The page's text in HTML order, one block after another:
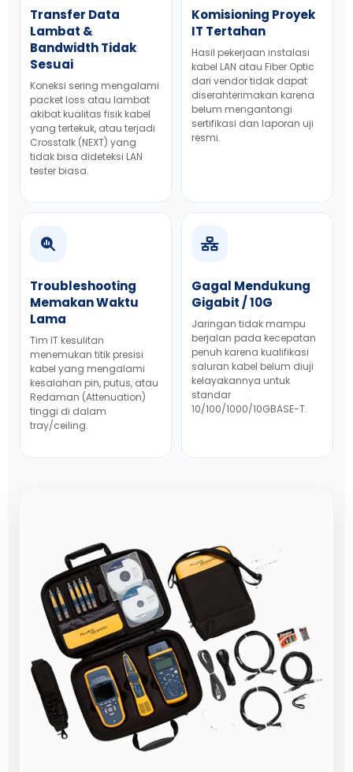
Transfer Data
Lambat &
Bandwidth Tidak
Sesuai
Koneksi sering mengalami
packet loss atau lambat
akibat kualitas fisik kabel
yang tertekuk, atau terjadi
Crosstalk (NEXT) yang
tidak bisa dideteksi LAN
tester biasa.
Komisioning Proyek
IT Tertahan
Hasil pekerjaan instalasi
kabel LAN atau Fiber Optic
dari vendor tidak dapat
diserahterimakan karena
belum mengantongi
sertifikasi dan laporan uji
resmi.
Troubleshooting
Memakan Waktu
Lama
Tim IT kesulitan
menemukan titik presisi
kabel yang mengalami
kesalahan pin, putus, atau
Redaman (Attenuation)
tinggi di dalam
tray/ceiling.
Gagal Mendukung
Gigabit / 10G
Jaringan tidak mampu
berjalan pada kecepatan
penuh karena kualifikasi
saluran kabel belum diuji
kelayakannya untuk
standar
10/100/1000/10GBASE-T.